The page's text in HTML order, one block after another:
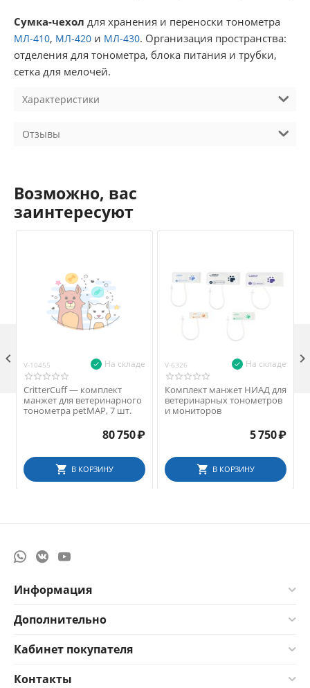
Сумка-чехол для хранения и переноски тонометра
МЛ-410, МЛ-420 и МЛ-430. Организация пространства:
отделения для тонометра, блока питания и трубки,
сетка для мелочей.
Характеристики
Отзывы
Возможно, вас
заинтересуют
V-10455 На складе
CritterCuff — комплект
манжет для ветеринарного
тонометра petMAP, 7 шт.
80 750₽
В КОРЗИНУ
V-6326 На складе
Комплект манжет НИАД для
ветеринарных тонометров
и мониторов
5 750₽
В КОРЗИНУ
 
Информация
Дополнительно
Кабинет покупателя
Контакты